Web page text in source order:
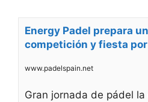
Energy Padel prepara
competición y fiesta
www.padelspain.net
Gran jornada de pádel la